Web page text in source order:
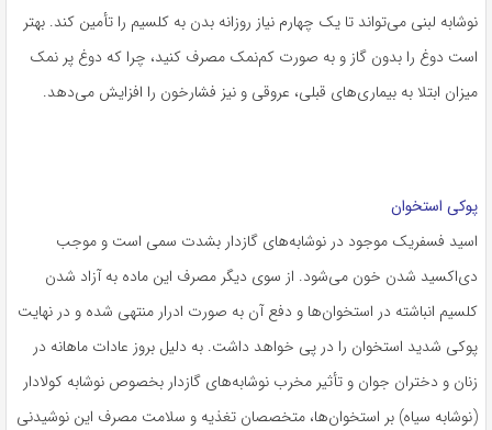
نوشابه لبنی می‌تواند تا یک چهارم نیاز روزانه بدن به کلسیم را تأمین کند. بهتر
است دوغ را بدون گاز و به صورت کم‌نمک مصرف کنید، چرا که دوغ پر نمک
میزان ابتلا به بیماری‌های قبلی، عروقی و نیز فشارخون را افزایش می‌دهد.
پوکی استخوان
اسید فسفریک موجود در نوشابه‌های گازدار بشدت سمی است و موجب
دی‌اکسید شدن خون می‌شود. از سوی دیگر مصرف این ماده به آزاد شدن
کلسیم انباشته در استخوان‌ها و دفع آن به صورت ادرار منتهی شده و در نهایت
پوکی شدید استخوان را در پی خواهد داشت. به دلیل بروز عادات ماهانه‌ در
زنان و دختران جوان و تأثیر مخرب نوشابه‌های گازدار بخصوص نوشابه کولادار
(نوشابه سیاه) بر استخوان‌ها، متخصصان تغذیه و سلامت مصرف این نوشیدنی